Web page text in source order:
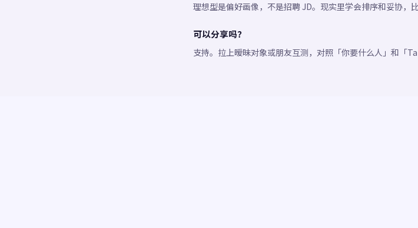
理想型是偏好画像，不是招聘 JD。现实里学会排序和妥协，
可以分享吗？
支持。拉上暧昧对象或朋友互测，对照「你要什么人」和「Ta